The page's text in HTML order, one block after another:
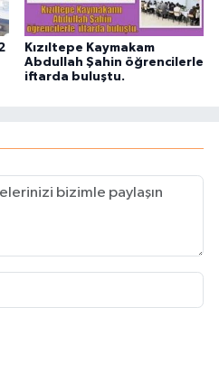
Kızıltepe Kaymakam
Abdullah Şahin öğrencilerle
iftarda buluştu.